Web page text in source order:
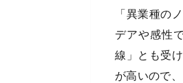
「異業種の
デアや感性
線」とも受
が高いので